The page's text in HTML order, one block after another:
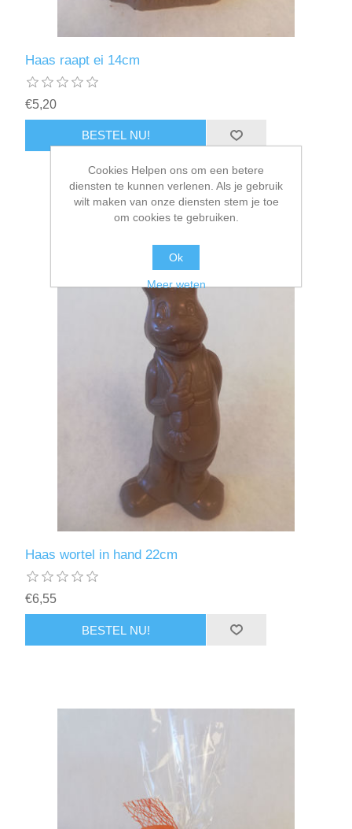
Haas raapt ei 14cm
€5,20
Haas wortel in hand 22cm
€6,55
Cookies Helpen ons om een betere
diensten te kunnen verlenen. Als je gebruik
wilt maken van onze diensten stem je toe
om cookies te gebruiken.
Ok
Meer weten